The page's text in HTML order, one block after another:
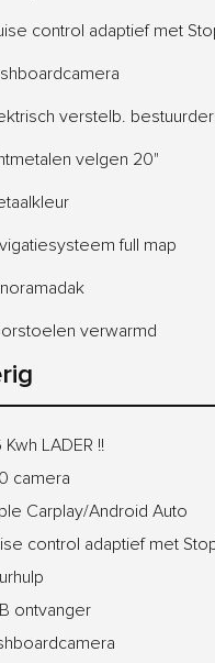
control adaptief met
verstelb.
velgen 20"
full map
verwarmd
Kwh LADER !!
camera
Carplay/Android Auto
control adaptief met
ontvanger